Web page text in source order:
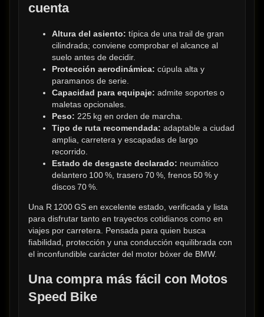
cuenta
Altura del asiento: típica de una trail de gran
cilindrada; conviene comprobar el alcance al
suelo antes de decidir.
Protección aerodinámica: cúpula alta y
paramanos de serie.
Capacidad para equipaje: admite soportes o
maletas opcionales.
Peso: 225 kg en orden de marcha.
Tipo de ruta recomendada: adaptable a ciudad
amplia, carretera y escapadas de largo
recorrido.
Estado de desgaste declarado: neumático
delantero 100 %, trasero 70 %, frenos 50 % y
discos 70 %.
Una R 1200 GS en excelente estado, verificada y lista
para disfrutar tanto en trayectos cotidianos como en
viajes por carretera. Pensada para quien busca
fiabilidad, protección y una conducción equilibrada con
el inconfundible carácter del motor bóxer de BMW.
Una compra más fácil con Motos
Speed Bike